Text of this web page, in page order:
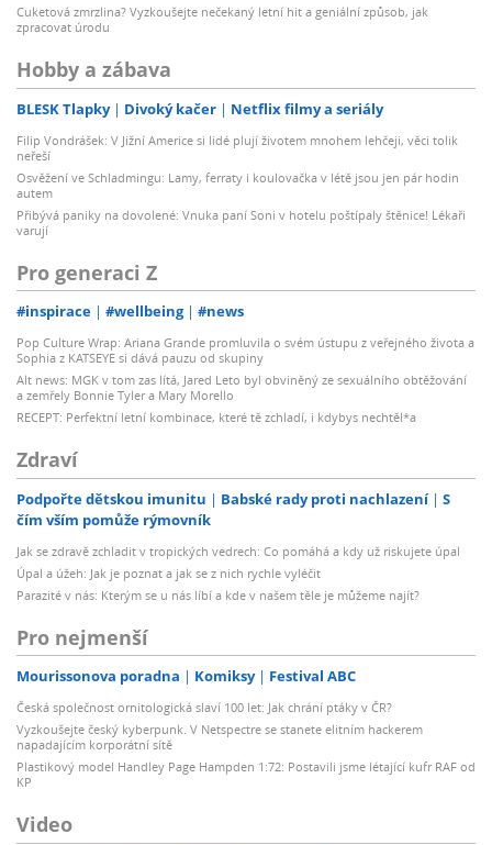
Cuketová zmrzlina? Vyzkoušejte nečekaný letní hit a geniální způsob, jak
zpracovat úrodu
Hobby a zábava
BLESK Tlapky Divoký kačer Netflix filmy a seriály
Filip Vondrášek: V Jižní Americe si lidé plují životem mnohem lehčeji, věci tolik
neřeší
Osvěžení ve Schladmingu: Lamy, ferraty i koulovačka v létě jsou jen pár hodin
autem
Přibývá paniky na dovolené: Vnuka paní Soni v hotelu poštípaly štěnice! Lékaři
varují
Pro generaci Z
#inspirace #wellbeing #news
Pop Culture Wrap: Ariana Grande promluvila o svém ústupu z veřejného života a
Sophia z KATSEYE si dává pauzu od skupiny
Alt news: MGK v tom zas lítá, Jared Leto byl obviněný ze sexuálního obtěžování
a zemřely Bonnie Tyler a Mary Morello
RECEPT: Perfektní letní kombinace, které tě zchladí, i kdybys nechtěl*a
Zdraví
Podpořte dětskou imunitu Babské rady proti nachlazení
S
čím vším pomůže rýmovník
Jak se zdravě zchladit v tropických vedrech: Co pomáhá a kdy už riskujete úpal
Úpal a úžeh: Jak je poznat a jak se z nich rychle vyléčit
Parazité v nás: Kterým se u nás líbí a kde v našem těle je můžeme najít?
Pro nejmenší
Mourissonova poradna Komiksy Festival ABC
Česká společnost ornitologická slaví 100 let: Jak chrání ptáky v ČR?
Vyzkoušejte český kyberpunk. V Netspectre se stanete elitním hackerem
napadajícím korporátní sítě
Plastikový model Handley Page Hampden 1:72: Postavili jsme létající kufr RAF od
KP
Video